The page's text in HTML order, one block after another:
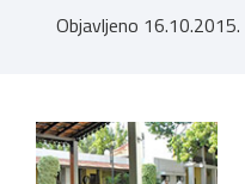
Objavljeno 16.10.2015.